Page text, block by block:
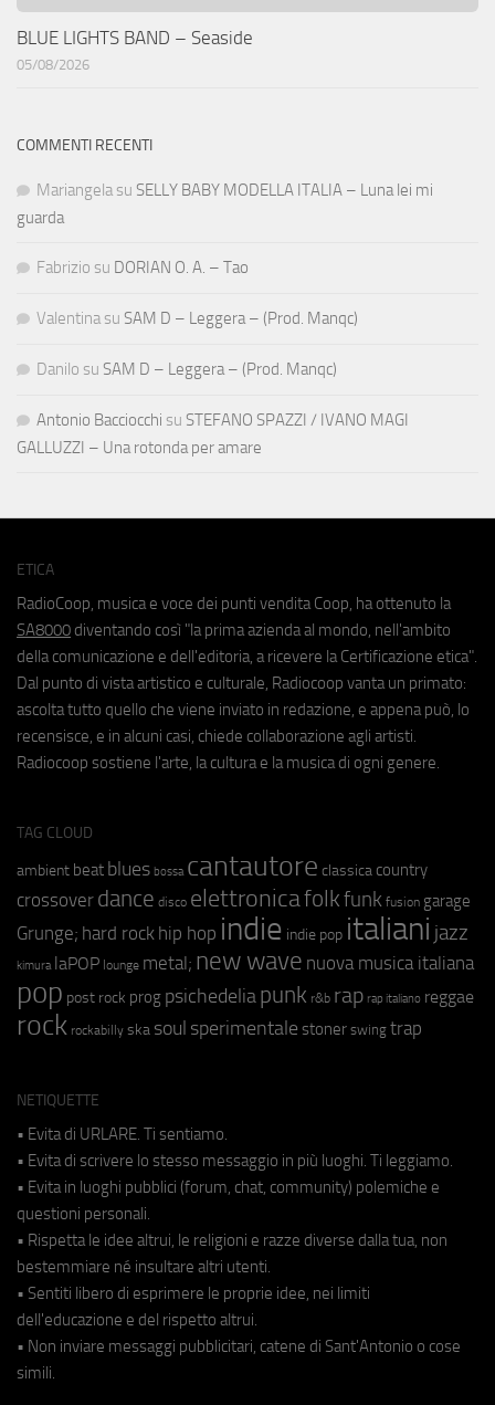
BLUE LIGHTS BAND – Seaside
05/08/2026
COMMENTI RECENTI
Mariangela su SELLY BABY MODELLA ITALIA – Luna lei mi
guarda
Fabrizio su DORIAN O. A. – Tao
Valentina su SAM D – Leggera – (Prod. Manqc)
Danilo su SAM D – Leggera – (Prod. Manqc)
Antonio Bacciocchi su STEFANO SPAZZI / IVANO MAGI
GALLUZZI – Una rotonda per amare
ETICA
RadioCoop, musica e voce dei punti vendita Coop, ha ottenuto la
SA8000 diventando così "la prima azienda al mondo, nell'ambito
della comunicazione e dell'editoria, a ricevere la Certificazione etica".
Dal punto di vista artistico e culturale, Radiocoop vanta un primato:
ascolta tutto quello che viene inviato in redazione, e appena può, lo
recensisce, e in alcuni casi, chiede collaborazione agli artisti.
Radiocoop sostiene l'arte, la cultura e la musica di ogni genere.
TAG CLOUD
ambient beat blues bossa cantautore classica country
crossover dance disco elettronicafolkfunk fusion garage
Grunge; hard rock hip hop indie indie pop italiani jazz
kimura laPOP lounge metal; new wave nuova musica italiana
pop post rock prog psichedeliapunk r&b rap rap italiano reggae
rock rockabilly ska soul sperimentale stoner swing trap
NETIQUETTE
• Evita di URLARE. Ti sentiamo.
• Evita di scrivere lo stesso messaggio in più luoghi. Ti leggiamo.
• Evita in luoghi pubblici (forum, chat, community) polemiche e
questioni personali.
• Rispetta le idee altrui, le religioni e razze diverse dalla tua, non
bestemmiare né insultare altri utenti.
• Sentiti libero di esprimere le proprie idee, nei limiti
dell'educazione e del rispetto altrui.
• Non inviare messaggi pubblicitari, catene di Sant'Antonio o cose
simili.